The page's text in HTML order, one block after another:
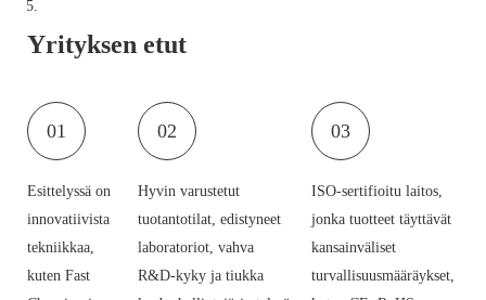
Yrityksen etut
01
Esittelyssä on
innovatiivista
tekniikkaa,
kuten Fast
02
Hyvin varustetut
tuotantotilat, edistyneet
laboratoriot, vahva
R&D-kyky ja tiukka
03
ISO-sertifioitu laitos,
jonka tuotteet täyttävät
kansainväliset
turvallisuusmääräykset,